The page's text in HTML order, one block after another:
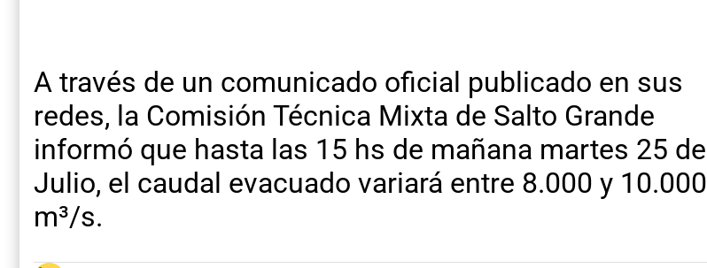
A través de un comunicado oficial publicado en sus
redes, la Comisión Técnica Mixta de Salto Grande
informó que hasta las 15 hs de mañana martes 25 de
Julio, el caudal evacuado variará entre 8.000 y 10.000
m³/s.